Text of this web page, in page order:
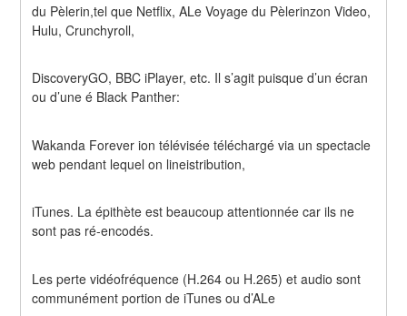
du Pèlerin,tel que Netflix, ALe Voyage du Pèlerinzon Video,
Hulu, Crunchyroll,
DiscoveryGO, BBC iPlayer, etc. Il s’agit puisque d’un écran
ou d’une é Black Panther:
Wakanda Forever ion télévisée téléchargé via un spectacle
web pendant lequel on lineistribution,
iTunes. La épithète est beaucoup attentionnée car ils ne
sont pas ré-encodés.
Les perte vidéofréquence (H.264 ou H.265) et audio sont
communément portion de iTunes ou d’ALe